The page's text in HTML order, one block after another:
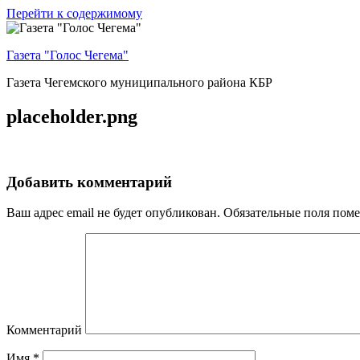
Перейти к содержимому
Газета "Голос Чегема"
Газета Чегемского муниципального района КБР
placeholder.png
Добавить комментарий
Ваш адрес email не будет опубликован. Обязательные поля
Комментарий